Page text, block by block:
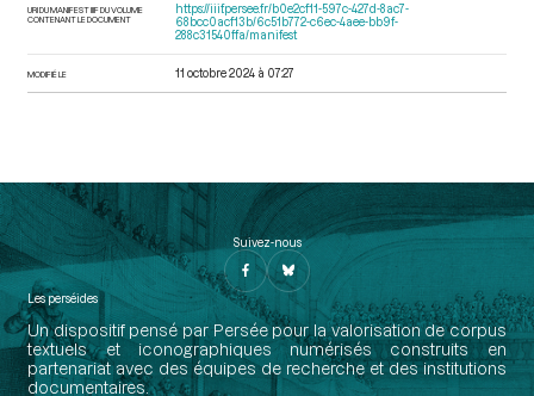
URI DU MANIFEST IIIF DU VOLUME
CONTENANT LE DOCUMENT
https://iiif.persee.fr/b0e2cf11-597c-427d-8ac7-
68bcc0acf13b/6c51b772-c6ec-4aee-bb9f-
288c31540ffa/manifest
MODIFIÉ LE 11 octobre 2024 à 07:27
Suivez-nous
Les perséides
Un dispositif pensé par Persée pour la valorisation de corpus
textuels et iconographiques numérisés construits en
partenariat avec des équipes de recherche et des institutions
documentaires.